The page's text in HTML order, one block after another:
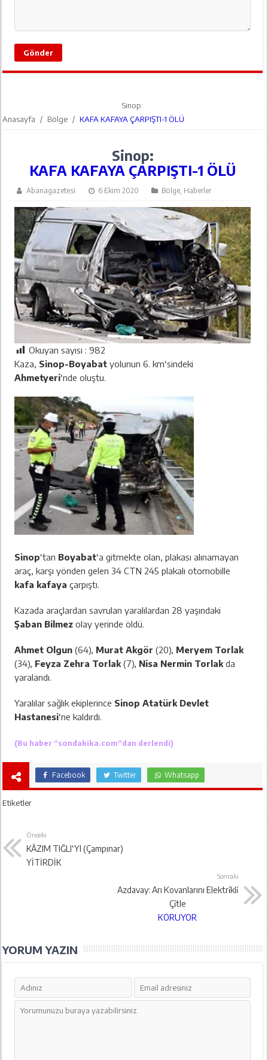
Anasayfa / Bölge /
Sinop:
KAFA KAFAYA ÇARPIŞTI-1 ÖLÜ
Sinop:
KAFA KAFAYA ÇARPIŞTI-1 ÖLÜ
Abanagazetesi 6 Ekim 2020 Bölge, Haberler
Okuyan sayısı :982
Kaza, Sinop-Boyabat yolunun 6. km‘sindeki
Ahmetyeri‘nde oluştu.
Sinop‘tan Boyabat‘a gitmekte olan, plakası alınamayan
araç, karşı yönden gelen 34 CTN 245 plakalı otomobille
kafa kafaya çarpıştı.
Kazada araçlardan savrulan yaralılardan 28 yaşındaki
Şaban Bilmez olay yerinde öldü.
Ahmet Olgun (64), Murat Akgör (20), Meryem Torlak
(34), Feyza Zehra Torlak (7), Nisa Nermin Torlak da
yaralandı.
Yaralılar sağlık ekiplerince Sinop Atatürk Devlet
Hastanesi‘ne kaldırdı.
(Bu haber “sondakika.com“dan derlendi)
Facebook Twitter Whatsapp
Etiketler
Önceki
KÂZIM TIĞLI‘YI (Çampınar)
YİTİRDİK
Sonraki
Azdavay: Arı Kovanlarını Elektri̇kli̇
Çi̇tle
KORUYOR
YORUM YAZIN